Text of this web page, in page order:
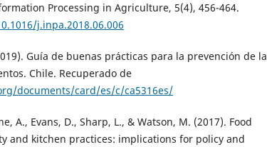
Processing in Agriculture, 5(4), 456-464.
j.inpa.2018.06.006
Guía de buenas prácticas para la prevención de la
Chile. Recuperado de
documents/card/es/c/ca5316es/
A., Evans, D., Sharp, L., & Watson, M. (2017). Food
and kitchen practices: implications for policy and